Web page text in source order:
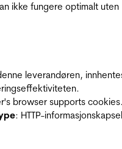
ikke fungere optimalt uten
leverandøren,
browser supports
: HTTP-informasjonskapsel